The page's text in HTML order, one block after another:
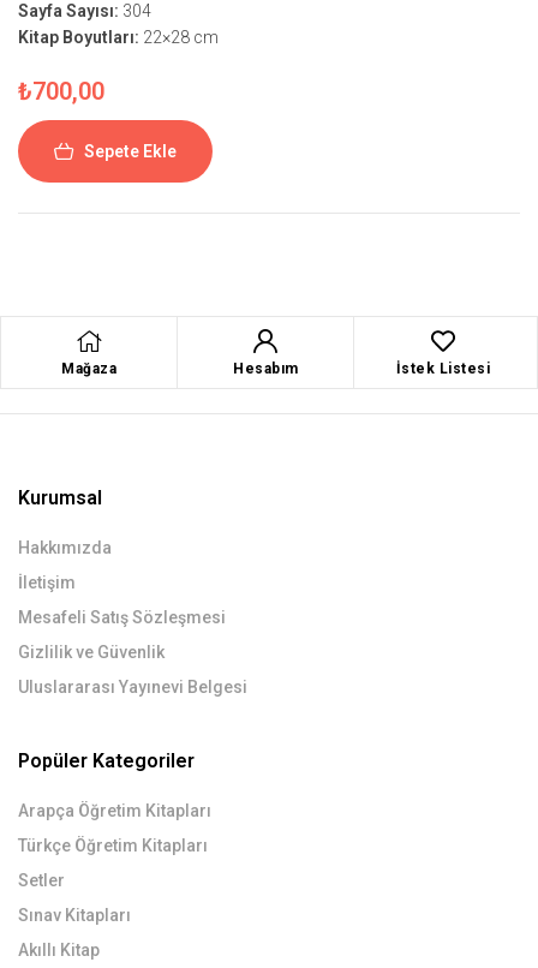
Sayfa Sayısı: 304
Kitap Boyutları: 22×28 cm
₺700,00
Sepete Ekle
Mağaza Hesabım İstek Listesi
Kurumsal
Hakkımızda
İletişim
Mesafeli Satış Sözleşmesi
Gizlilik ve Güvenlik
Uluslararası Yayınevi Belgesi
Popüler Kategoriler
Arapça Öğretim Kitapları
Türkçe Öğretim Kitapları
Setler
Sınav Kitapları
Akıllı Kitap